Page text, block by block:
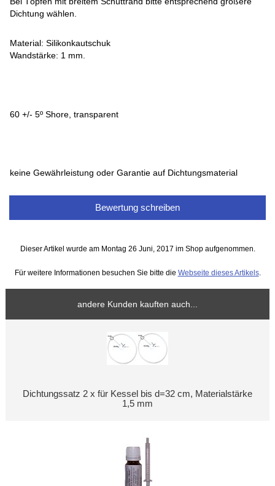
Dichtung wählen.
Material: Silikonkautschuk
Wandstärke: 1 mm.
60 +/- 5º Shore, transparent
keine Gewährleistung oder Garantie auf Dichtungsmaterial
Bewertung schreiben
Dieser Artikel wurde am Montag 26 Juni, 2017 im Shop aufgenommen.
Für weitere Informationen besuchen Sie bitte die Webseite dieses Artikels.
andere Kunden kauften auch...
Dichtungssatz 2 x für Kessel bis d=32 cm, Materialstärke
1,5 mm